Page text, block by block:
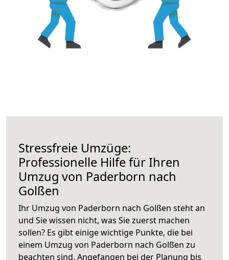
Stressfreie Umzüge:
Professionelle Hilfe für Ihren
Umzug von Paderborn nach
Golßen
Ihr Umzug von Paderborn nach Golßen steht an
und Sie wissen nicht, was Sie zuerst machen
sollen? Es gibt einige wichtige Punkte, die bei
einem Umzug von Paderborn nach Golßen zu
beachten sind. Angefangen bei der Planung bis